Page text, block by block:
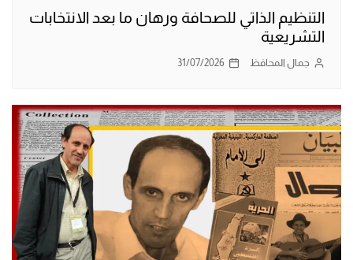
التنظيم الذاتي للصحافة ورهان ما بعد الانتخابات
التشريعية
جمال المحافظ 31/07/2026